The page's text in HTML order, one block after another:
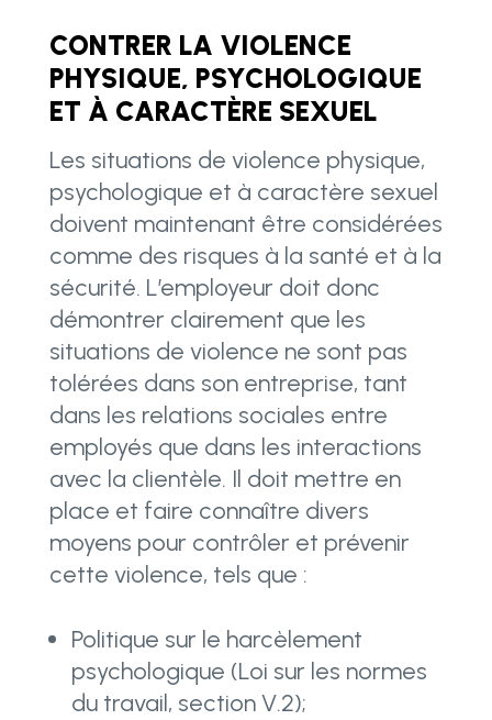
CONTRER LA VIOLENCE
PHYSIQUE, PSYCHOLOGIQUE
ET À CARACTÈRE SEXUEL
Les situations de violence physique,
psychologique et à caractère sexuel
doivent maintenant être considérées
comme des risques à la santé et à la
sécurité. L’employeur doit donc
démontrer clairement que les
situations de violence ne sont pas
tolérées dans son entreprise, tant
dans les relations sociales entre
employés que dans les interactions
avec la clientèle. Il doit mettre en
place et faire connaître divers
moyens pour contrôler et prévenir
cette violence, tels que :
Politique sur le harcèlement
psychologique (Loi sur les normes
du travail, section V.2);